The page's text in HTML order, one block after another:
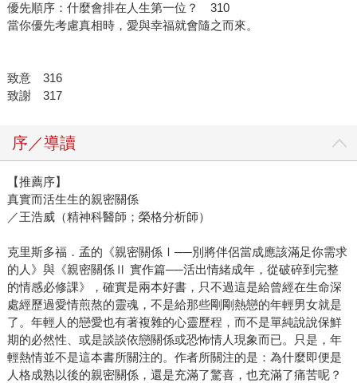
優先順序：什麼會排在人生第一位？ 310
當你優先考慮真相時，愛與幸福就會隨之而來。
致意 316
致謝 317
序／導讀
【推薦序】
真實而活生生的親密關係
／王浩威（精神科醫師；榮格分析師）
克里斯多福．孟的《親密關係Ⅰ──別將伴侶當成應該滿足你需求
的人》與《親密關係Ⅱ 實作篇──活出情緒成年，從破碎到完整
的情感必修課》，確實是兩本好書，只不過這是給曾經在生命深
處經歷過愛情煎熬的靈魂，不是給那些剛剛熱戀的年輕男女就是
了。年輕人的戀愛也有著複雜的心靈歷程，而不是單純說說保鮮
期的必然性、或是談談依戀關係或恐怖情人現象而已。只是，年
輕熱情並不是這本書所關注的。作者所關注的是：為什麼即便是
人格成熟以後的親密關係，還是充滿了驚喜，也充滿了痛苦呢？